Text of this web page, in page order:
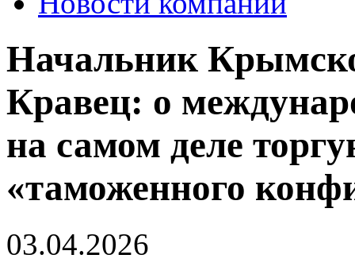
​Начальник
Кравец: о
на самом деле
«таможенного
03.04.2026